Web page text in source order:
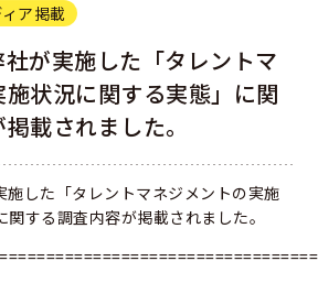
ィア掲載
が実施した「タレントマ
状況に関する実態」に関
載されました。
施した「タレントマネジメントの実施
する調査内容が掲載されました。